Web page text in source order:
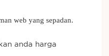
web yang sepadan.
anda harga